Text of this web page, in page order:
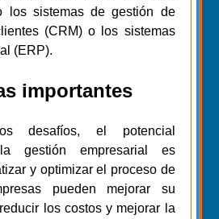
los sistemas de gestión de
(CRM) o los sistemas
(ERP).
importantes
desafíos, el potencial
gestión empresarial es
y optimizar el proceso de
pueden mejorar su
los costos y mejorar la